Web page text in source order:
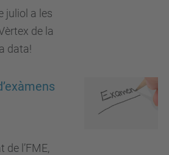
juliol a les
de la
data!
l’FME,